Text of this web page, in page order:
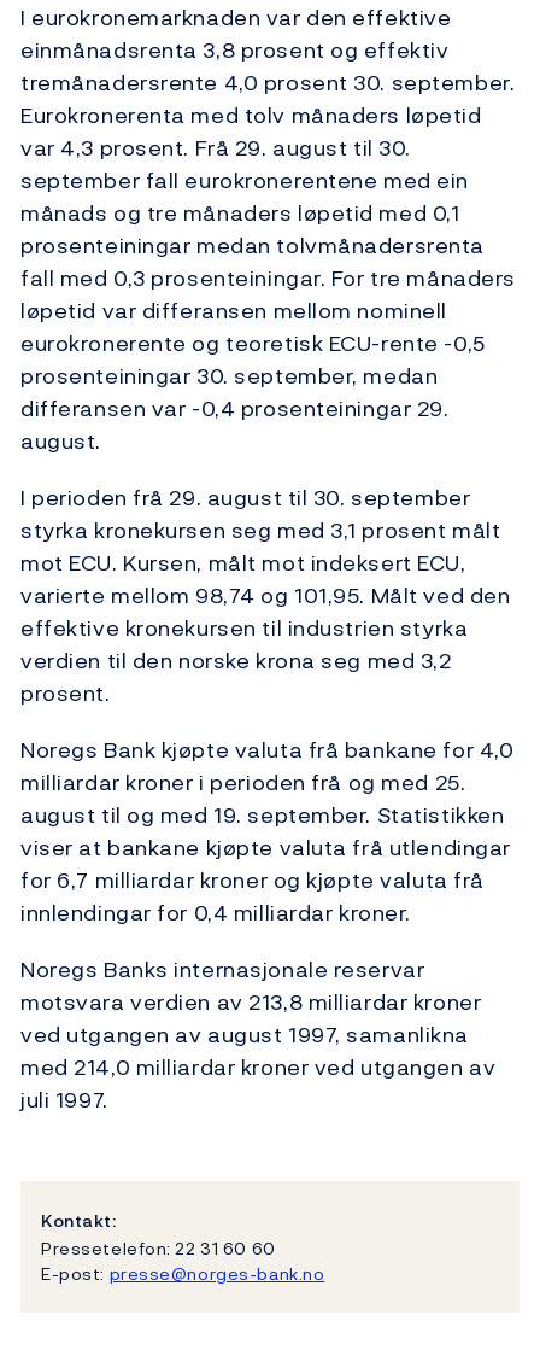
I eurokronemarknaden var den effektive
einmånadsrenta 3,8 prosent og effektiv
tremånadersrente 4,0 prosent 30. september.
Eurokronerenta med tolv månaders løpetid
var 4,3 prosent. Frå 29. august til 30.
september fall eurokronerentene med ein
månads og tre månaders løpetid med 0,1
prosenteiningar medan tolvmånadersrenta
fall med 0,3 prosenteiningar. For tre månaders
løpetid var differansen mellom nominell
eurokronerente og teoretisk ECU-rente -0,5
prosenteiningar 30. september, medan
differansen var -0,4 prosenteiningar 29.
august.
I perioden frå 29. august til 30. september
styrka kronekursen seg med 3,1 prosent målt
mot ECU. Kursen, målt mot indeksert ECU,
varierte mellom 98,74 og 101,95. Målt ved den
effektive kronekursen til industrien styrka
verdien til den norske krona seg med 3,2
prosent.
Noregs Bank kjøpte valuta frå bankane for 4,0
milliardar kroner i perioden frå og med 25.
august til og med 19. september. Statistikken
viser at bankane kjøpte valuta frå utlendingar
for 6,7 milliardar kroner og kjøpte valuta frå
innlendingar for 0,4 milliardar kroner.
Noregs Banks internasjonale reservar
motsvara verdien av 213,8 milliardar kroner
ved utgangen av august 1997, samanlikna
med 214,0 milliardar kroner ved utgangen av
juli 1997.
Kontakt:
Pressetelefon: 22 31 60 60
E-post: presse@norges-bank.no